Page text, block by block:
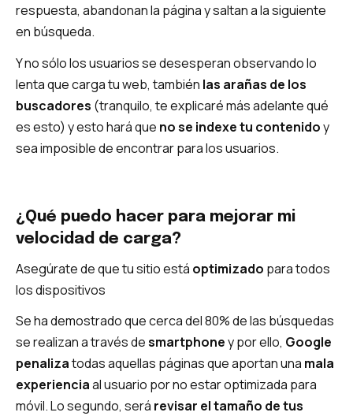
respuesta, abandonan la página y saltan a la siguiente
en búsqueda.
Y no sólo los usuarios se desesperan observando lo
lenta que carga tu web, también las arañas de los
buscadores (tranquilo, te explicaré más adelante qué
es esto) y esto hará que no se indexe tu contenidoy
sea imposible de encontrar para los usuarios.
¿Qué puedo hacer para mejorar mi
velocidad de carga?
Asegúrate de que tu sitio está optimizado para todos
los dispositivos
Se ha demostrado que cerca del 80% de las búsquedas
se realizan a través desmartphoney por ello, Google
penalizatodas aquellas páginas que aportan una mala
experienciaal usuario por no estar optimizada para
móvil. Lo segundo, será revisar el tamaño de tus